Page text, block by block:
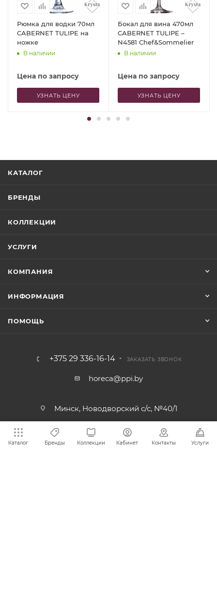
Рюмка для водки 70мл
CABERNET TULIPE на
ножке
В наличии
Цена по запросу
УЗНАТЬ ЦЕНУ
Бокал для вина 470мл
CABERNET TULIPE –
N4581 Chef&Sommelier
В наличии
Цена по запросу
УЗНАТЬ ЦЕНУ
КАТАЛОГ
БРЕНДЫ
КОЛЛЕКЦИИ
УСЛУГИ
КОМПАНИЯ
ИНФОРМАЦИЯ
ПОМОЩЬ
+375 29 336-16-14 ЗАКАЗАТЬ ЗВОНОК
horeca@ppi.by
Минск, Новодворский с/с, №40/1
пн-пт: с 9:00 до 17:30
Каталог Бренды Коллекции Кабинет Контакты Услуги